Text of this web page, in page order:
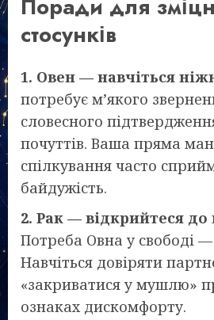
Поради для
стосунків
1. Овен — навчіться
потребує м’якого
словесного
почуттів. Ваша пряма
спілкування часто
байдужість.
2. Рак — відкрийтеся до
Потреба Овна у свободі
Навчіться довіряти
«закриватися у мушлю»
ознаках дискомфорту.